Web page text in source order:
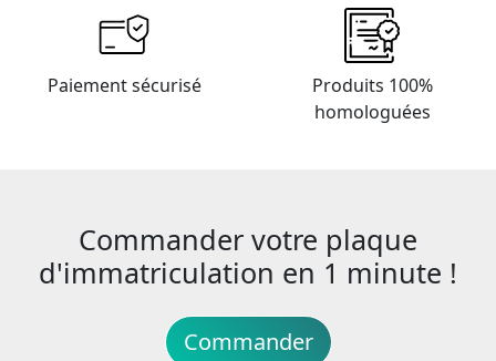
Paiement sécurisé
Produits 100%
homologuées
Commander votre plaque
d'immatriculation en 1 minute !
Commander